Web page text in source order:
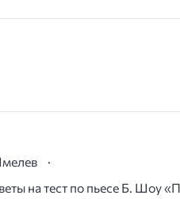
на тест по пьесе Б. Шоу